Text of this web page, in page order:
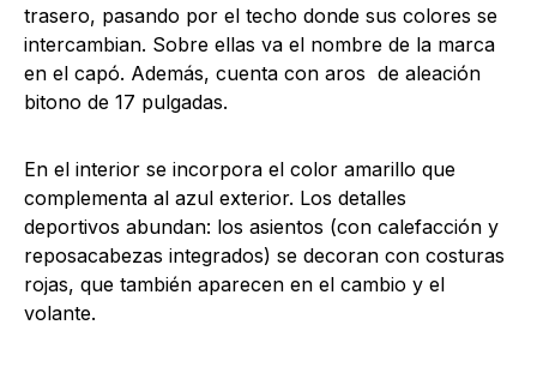
trasero, pasando por el techo donde sus colores se
intercambian. Sobre ellas va el nombre de la marca
en el capó. Además, cuenta con aros de aleación
bitono de 17 pulgadas.
En el interior se incorpora el color amarillo que
complementa al azul exterior. Los detalles
deportivos abundan: los asientos (con calefacción y
reposacabezas integrados) se decoran con costuras
rojas, que también aparecen en el cambio y el
volante.